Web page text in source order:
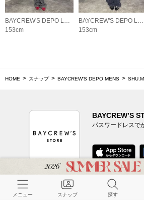
BAYCREW'S DEPO LADYS
153cm
BAYCREW'S DEPO LADYS
153cm
HOME スナップ BAYCREW'S DEPO MENS
BAYCREW’S
パスワードレスで
CUSTOMER
メニュー スナップ 探す